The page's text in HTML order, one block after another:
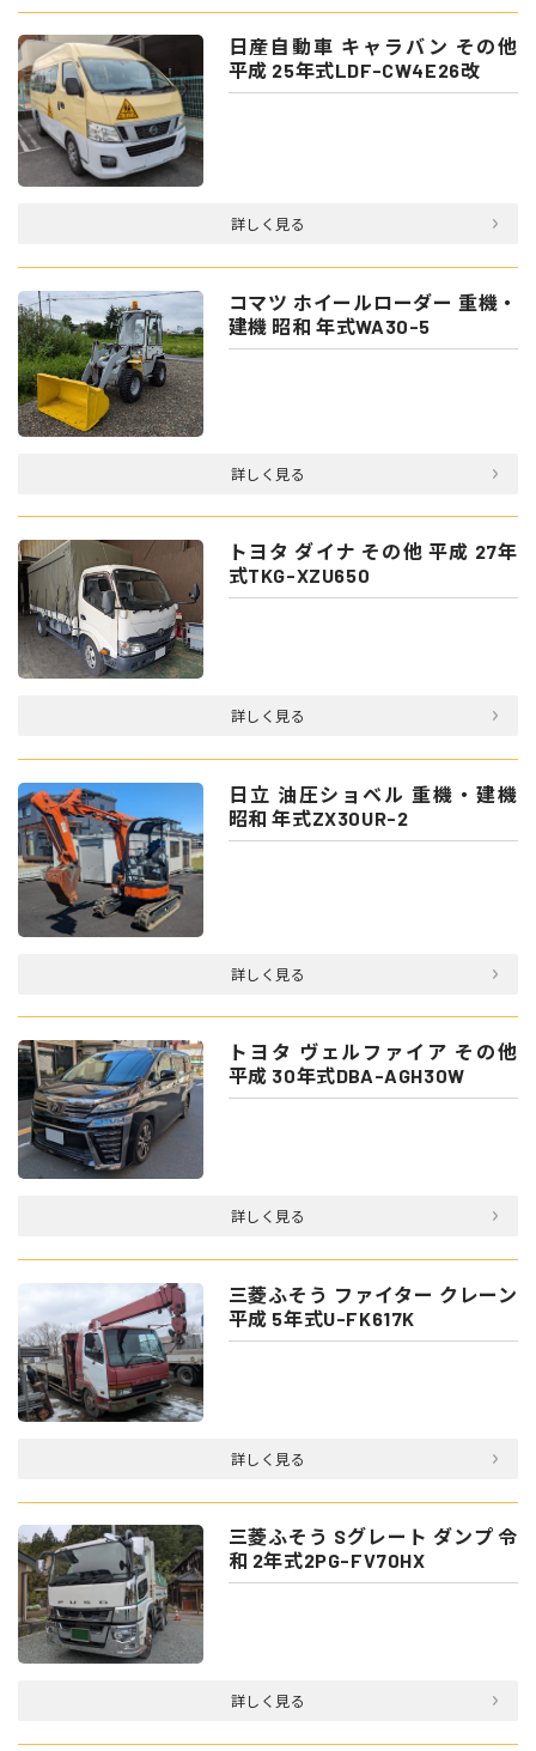
日産自動車 キャラバン その他
平成 25年式LDF-CW4E26改
詳しく見る
コマツ ホイールローダー 重機・
建機 昭和 年式WA30-5
詳しく見る
トヨタ ダイナ その他 平成 27年
式TKG-XZU650
詳しく見る
日立 油圧ショベル 重機・建機
昭和 年式ZX30UR-2
詳しく見る
トヨタ ヴェルファイア その他
平成 30年式DBA-AGH30W
詳しく見る
三菱ふそう ファイター クレーン
平成 5年式U-FK617K
詳しく見る
三菱ふそう Sグレート ダンプ 令
和 2年式2PG-FV70HX
詳しく見る